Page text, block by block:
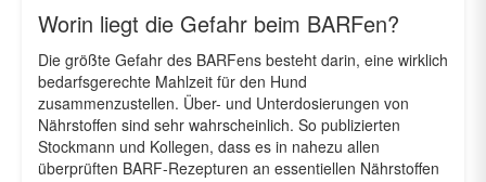
Worin liegt die Gefahr beim BARFen?
Die größte Gefahr des BARFens besteht darin, eine wirklich
bedarfsgerechte Mahlzeit für den Hund
zusammenzustellen. Über- und Unterdosierungen von
Nährstoffen sind sehr wahrscheinlich. So publizierten
Stockmann und Kollegen, dass es in nahezu allen
überprüften BARF-Rezepturen an essentiellen Nährstoffen